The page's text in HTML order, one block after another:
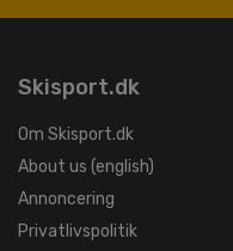
Skisport.dk
Om Skisport.dk
About us (english)
Annoncering
Privatlivspolitik